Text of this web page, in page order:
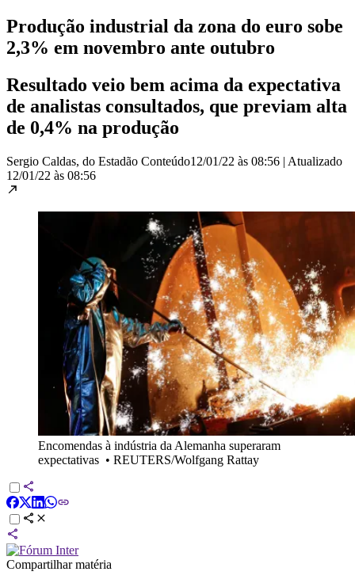
Produção industrial da zona do euro sobe
2,3% em novembro ante outubro
Resultado veio bem acima da expectativa
de analistas consultados, que previam alta
de 0,4% na produção
Sergio Caldas, do Estadão Conteúdo12/01/22 às 08:56 | Atualizado
12/01/22 às 08:56
Encomendas à indústria da Alemanha superaram
expectativas • REUTERS/Wolfgang Rattay
Compartilhar matéria